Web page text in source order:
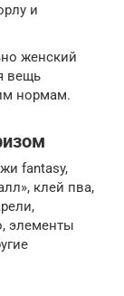
и
женский
вещь
нормам.
fantasy,
клей пва,
элементы